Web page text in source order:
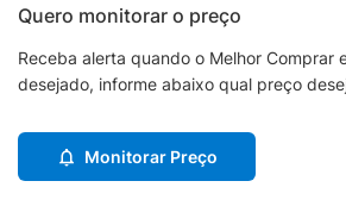
Quero monitorar o preço
Receba alerta quando o Melhor Comprar
desejado, informe abaixo qual preço
Monitorar Preço